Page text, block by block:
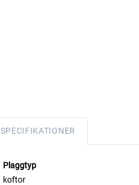
SPECIFIKATIONER
Plaggtyp
koftor